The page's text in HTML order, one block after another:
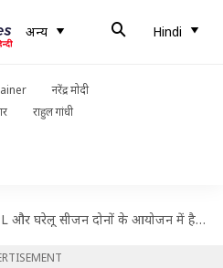
अन्य Hindi
नरेंद्र मोदी
राहुल गांधी
घरेलू सीजन दोनों के आयोजन में है अंतर, तुलना करना उचित नहीं- शाह